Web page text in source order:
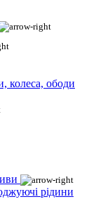
колеса, ободи
рідини